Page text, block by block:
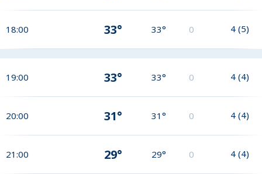
18:00 33° 33° 0 4 (5)
19:00 33° 33° 0 4 (4)
20:00 31° 31° 0 4 (4)
21:00 29° 29° 0 4 (4)